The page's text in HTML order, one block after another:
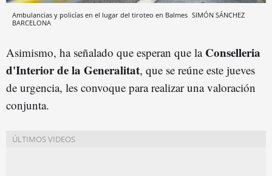
Ambulancias y policías en el lugar del tiroteo en Balmes SIMÓN SÁNCHEZ
BARCELONA
Asimismo, ha señalado que esperan que la Conselleria
d'Interior de la Generalitat, que se reúne este jueves
de urgencia, les convoque para realizar una valoración
conjunta.